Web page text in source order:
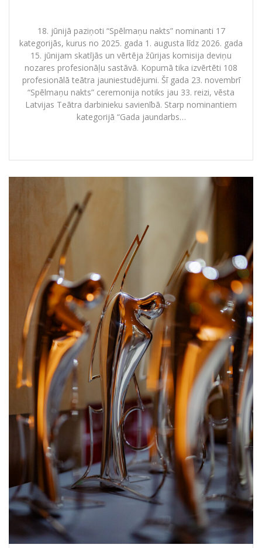
18. jūnijā paziņoti “Spēlmaņu nakts” nominanti 17
kategorijās, kurus no 2025. gada 1. augusta līdz 2026. gada
15. jūnijam skatījās un vērtēja žūrijas komisija deviņu
nozares profesionāļu sastāvā. Kopumā tika izvērtēti 108
profesionālā teātra jauniestudējumi. Šī gada 23. novembrī
“Spēlmaņu nakts” ceremonija notiks jau 33. reizi, vēsta
Latvijas Teātra darbinieku savienībā. Starp nominantiem
kategorijā “Gada jaundarbs…